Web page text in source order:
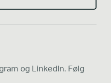
og LinkedIn. Følg